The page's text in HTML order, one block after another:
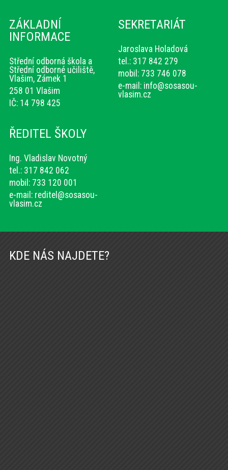
ZÁKLADNÍ
INFORMACE
Střední odborná škola a
Střední odborné učiliště,
Vlašim, Zámek 1
258 01 Vlašim
IČ: 14 798 425
SEKRETARIÁT
Jaroslava Holadová
tel.: 317 842 279
mobil: 733 746 078
e-mail: info@sosasou-
vlasim.cz
ŘEDITEL ŠKOLY
Ing. Vladislav Novotný
tel.: 317 842 062
mobil: 733 120 001
e-mail: reditel@sosasou-
vlasim.cz
KDE NÁS NAJDETE?